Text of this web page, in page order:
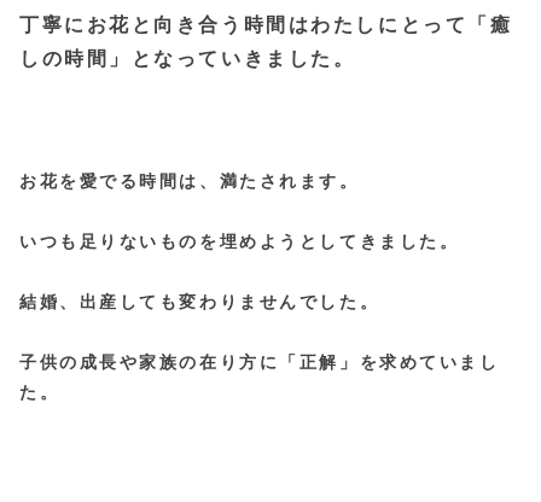
丁寧にお花と向き合う時間はわたしにとって「癒
しの時間」となっていきました。
お花を愛でる時間は、満たされます。
いつも足りないものを埋めようとしてきました。
結婚、出産しても変わりませんでした。
子供の成長や家族の在り方に「正解」を求めていまし
た。